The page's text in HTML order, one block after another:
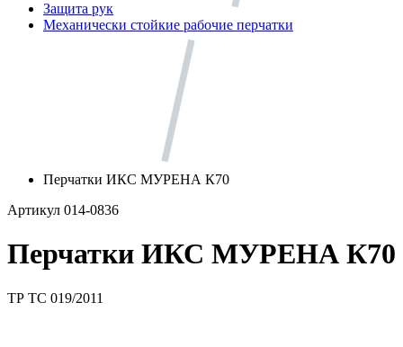
Защита рук
Механически стойкие рабочие перчатки
Перчатки ИКС МУРЕНА К70
Артикул 014-0836
Перчатки ИКС МУРЕНА К70
ТР ТС 019/2011